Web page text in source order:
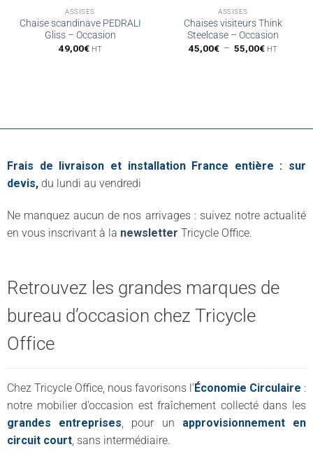
ASSISES
Chaise scandinave PEDRALI
Gliss – Occasion
49,00€ HT
ASSISES
Chaises visiteurs Think
Steelcase – Occasion
45,00€ – 55,00€Plage
HT
Frais de livraison et installation France entière : sur
devis, du lundi au vendredi
Ne manquez aucun de nos arrivages : suivez notre actualité
en vous inscrivant à la newsletter Tricycle Office.
Retrouvez les grandes marques de
bureau d’occasion chez Tricycle
Office
Chez Tricycle Office, nous favorisons l’Économie Circulaire :
notre mobilier d’occasion est fraîchement collecté dans les
grandes entreprises, pour un approvisionnement en
circuit court, sans intermédiaire.